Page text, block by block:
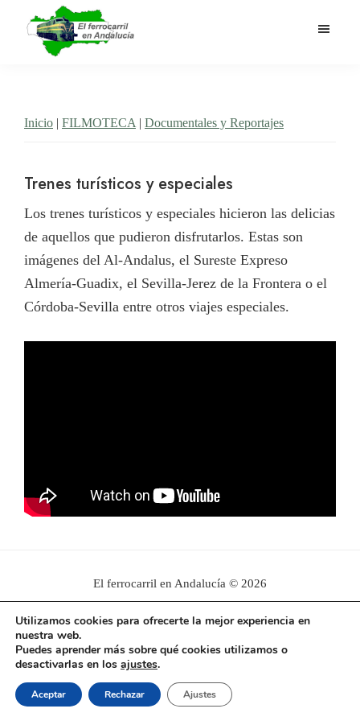
contenido
Andalucía
ferrocarril
Inicio | FILMOTECA | Documentales y Reportajes
Trenes turísticos y especiales
Los trenes turísticos y especiales hicieron las delicias
de aquellos que pudieron disfrutarlos. Estas son
imágenes del Al-Andalus, el Sureste Expreso
Almería-Guadix, el Sevilla-Jerez de la Frontera o el
Córdoba-Sevilla entre otros viajes especiales.
El ferrocarril en Andalucía © 2026
Utilizamos cookies para ofrecerte la mejor experiencia en
nuestra web.
Puedes aprender más sobre qué cookies utilizamos o
desactivarlas en los ajustes.
Aceptar Rechazar Ajustes